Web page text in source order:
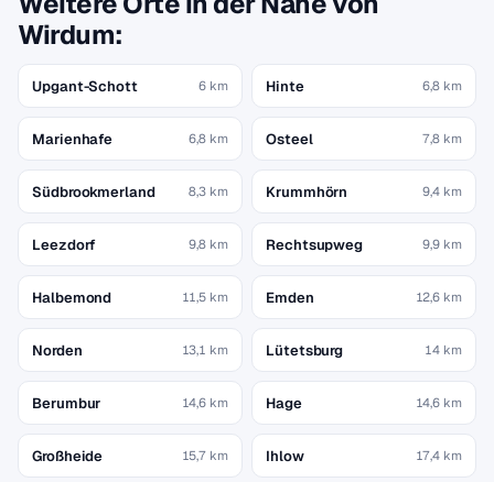
Wirdum:
Upgant-Schott 6 km Hinte 6,8 km
Marienhafe 6,8 km Osteel 7,8 km
Südbrookmerland 8,3 km Krummhörn 9,4 km
Leezdorf 9,8 km Rechtsupweg 9,9 km
Halbemond 11,5 km Emden 12,6 km
Norden 13,1 km Lütetsburg 14 km
Berumbur 14,6 km Hage 14,6 km
Großheide 15,7 km Ihlow 17,4 km